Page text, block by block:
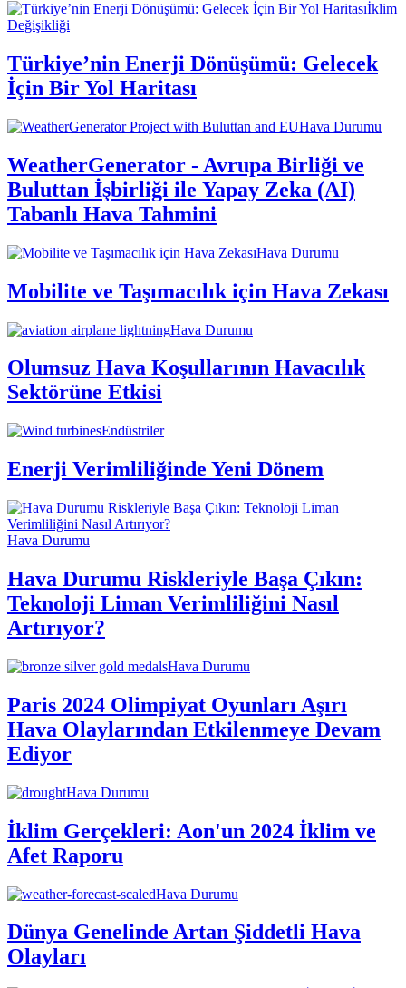
İklim
Değişikliği
Türkiye’nin Enerji Dönüşümü: Gelecek
İçin Bir Yol Haritası
Hava Durumu
WeatherGenerator - Avrupa Birliği ve
Buluttan İşbirliği ile Yapay Zeka (AI)
Tabanlı Hava Tahmini
Hava Durumu
Mobilite ve Taşımacılık için Hava Zekası
Hava Durumu
Olumsuz Hava Koşullarının Havacılık
Sektörüne Etkisi
Endüstriler
Enerji Verimliliğinde Yeni Dönem
Hava Durumu
Hava Durumu Riskleriyle Başa Çıkın:
Teknoloji Liman Verimliliğini Nasıl
Artırıyor?
Hava Durumu
Paris 2024 Olimpiyat Oyunları Aşırı
Hava Olaylarından Etkilenmeye Devam
Ediyor
Hava Durumu
İklim Gerçekleri: Aon'un 2024 İklim ve
Afet Raporu
Hava Durumu
Dünya Genelinde Artan Şiddetli Hava
Olayları